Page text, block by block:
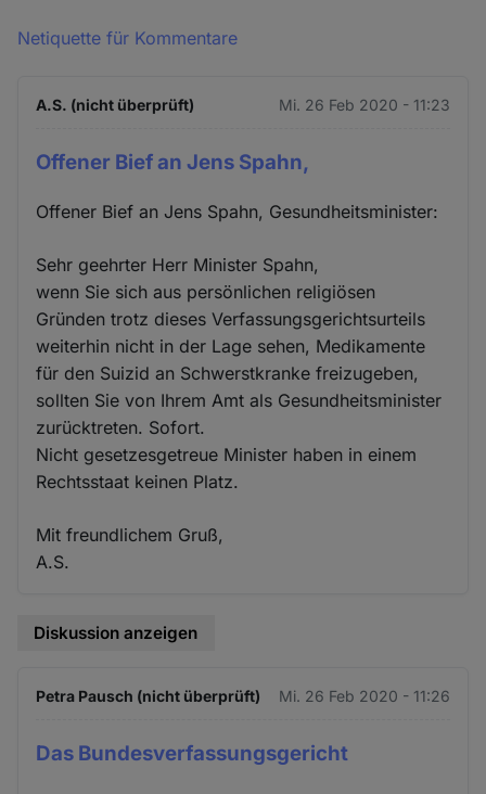
Netiquette für Kommentare
A.S. (nicht überprüft) Mi. 26 Feb 2020 - 11:23
Offener Bief an Jens Spahn,
Offener Bief an Jens Spahn, Gesundheitsminister:
Sehr geehrter Herr Minister Spahn,
wenn Sie sich aus persönlichen religiösen
Gründen trotz dieses Verfassungsgerichtsurteils
weiterhin nicht in der Lage sehen, Medikamente
für den Suizid an Schwerstkranke freizugeben,
sollten Sie von Ihrem Amt als Gesundheitsminister
zurücktreten. Sofort.
Nicht gesetzesgetreue Minister haben in einem
Rechtsstaat keinen Platz.
Mit freundlichem Gruß,
A.S.
Diskussion anzeigen
Petra Pausch (nicht überprüft) Mi. 26 Feb 2020 - 11:26
Das Bundesverfassungsgericht